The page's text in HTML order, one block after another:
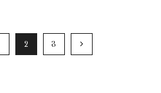
2 3